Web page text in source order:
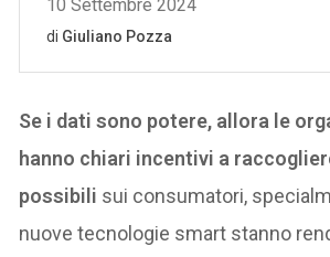
Se i dati sono potere, allora le
hanno chiari incentivi a
possibili sui consumatori,
nuove tecnologie smart stanno